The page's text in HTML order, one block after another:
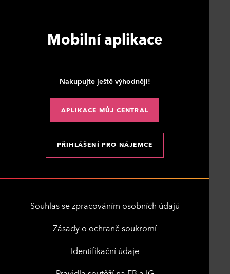
Mobilní aplikace
Nakupujte ještě výhodněji!
APLIKACE MŮJ CENTRAL
PŘIHLÁŠENÍ PRO NÁJEMCE
Souhlas se zpracováním osobních údajů
Zásady o ochraně soukromí
Identifikační údaje